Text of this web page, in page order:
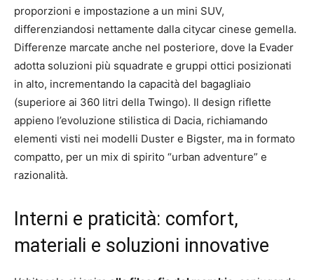
proporzioni e impostazione a un mini SUV,
differenziandosi nettamente dalla citycar cinese gemella.
Differenze marcate anche nel posteriore, dove la Evader
adotta soluzioni più squadrate e gruppi ottici posizionati
in alto, incrementando la capacità del bagagliaio
(superiore ai 360 litri della Twingo). Il design riflette
appieno l’evoluzione stilistica di Dacia, richiamando
elementi visti nei modelli Duster e Bigster, ma in formato
compatto, per un mix di spirito “urban adventure” e
razionalità.
Interni e praticità: comfort,
materiali e soluzioni innovative